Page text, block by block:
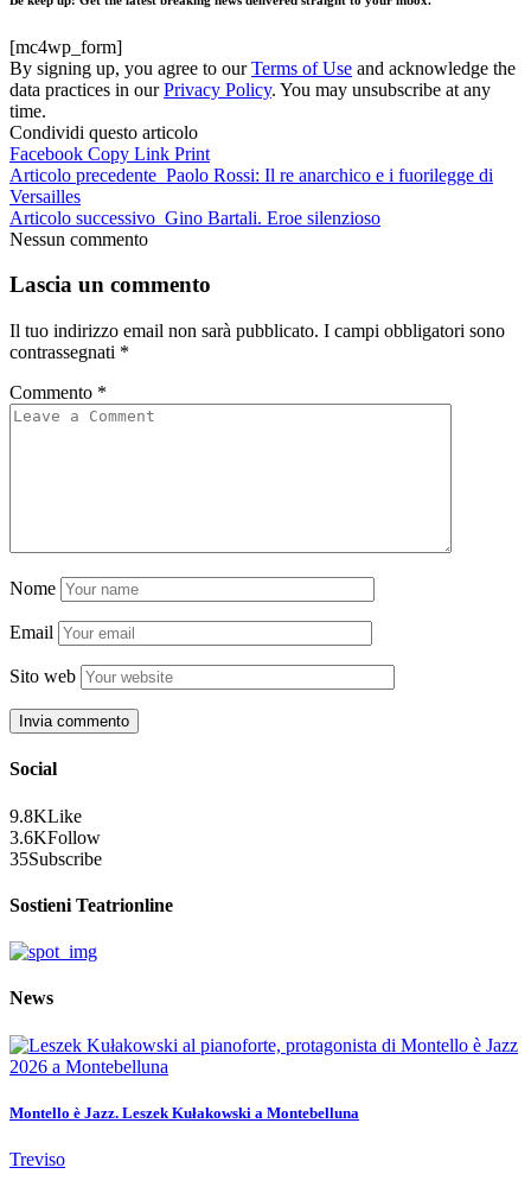
[mc4wp_form]
By signing up, you agree to ourTerms of Use and acknowledge the
data practices in ourPrivacy Policy. You may unsubscribe at any
time.
Condividi questo articolo
Facebook Copy Link Print
Articolo precedente Paolo Rossi: Il re anarchico e i fuorilegge di
Versailles
Articolo successivo Gino Bartali. Eroe silenzioso
Nessun commento
Lascia un commento
Il tuo indirizzo email non sarà pubblicato. I campi obbligatori sono
contrassegnati *
Commento *
Nome
Email
Sito web
Social
9.8KLike
3.6KFollow
35Subscribe
Sostieni Teatrionline
News
Montello è Jazz. Leszek Kułakowski a Montebelluna
Treviso